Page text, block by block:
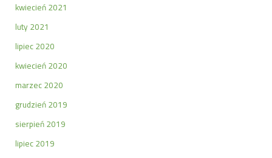
kwiecień 2021
luty 2021
lipiec 2020
kwiecień 2020
marzec 2020
grudzień 2019
sierpień 2019
lipiec 2019